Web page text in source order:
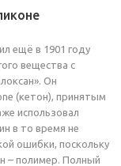
ещё в 1901 году
вещества с
Он
(кетон), принятым
использовал
в то время не
ошибки, поскольку
– полимер. Полный